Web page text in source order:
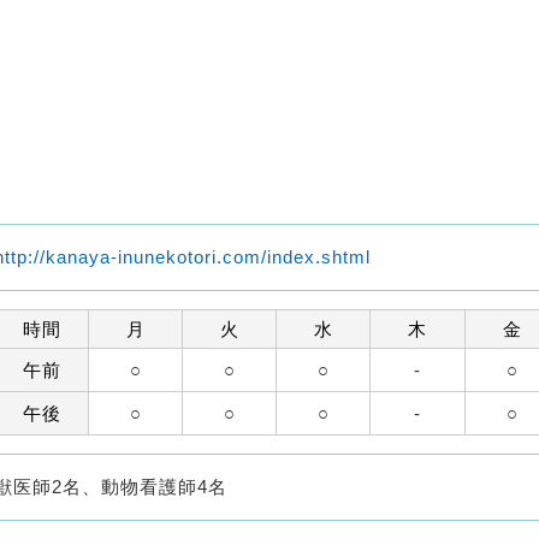
kanaya-inunekotori.com/index.shtml
時間 月 火 水 木 金
午前
○ ○ ○ - ○
午後 ○ ○ ○ - ○
医師2名、動物看護師4名